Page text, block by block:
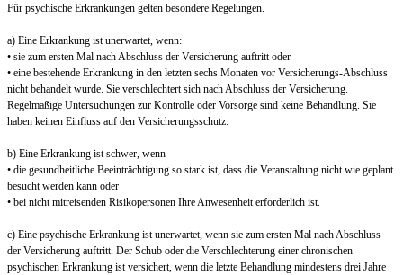
Für psychische Erkrankungen gelten besondere Regelungen.
a) Eine Erkrankung ist unerwartet, wenn:
• sie zum ersten Mal nach Abschluss der Versicherung auftritt oder
• eine bestehende Erkrankung in den letzten sechs Monaten vor Versicherungs-Abschluss
nicht behandelt wurde. Sie verschlechtert sich nach Abschluss der Versicherung.
Regelmäßige Untersuchungen zur Kontrolle oder Vorsorge sind keine Behandlung. Sie
haben keinen Einfluss auf den Versicherungsschutz.
b) Eine Erkrankung ist schwer, wenn
• die gesundheitliche Beeinträchtigung so stark ist, dass die Veranstaltung nicht wie geplant
besucht werden kann oder
• bei nicht mitreisenden Risikopersonen Ihre Anwesenheit erforderlich ist.
c) Eine psychische Erkrankung ist unerwartet, wenn sie zum ersten Mal nach Abschluss
der Versicherung auftritt. Der Schub oder die Verschlechterung einer chronischen
psychischen Erkrankung ist versichert, wenn die letzte Behandlung mindestens drei Jahre